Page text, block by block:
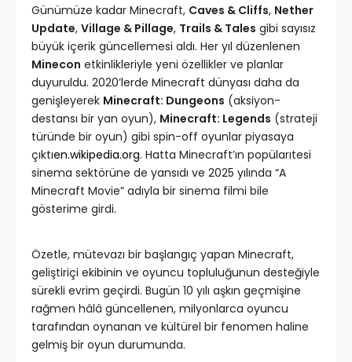
Günümüze kadar Minecraft, Caves & Cliffs, Nether
Update, Village & Pillage, Trails & Tales gibi sayısız
büyük içerik güncellemesi aldı. Her yıl düzenlenen
Minecon etkinlikleriyle yeni özellikler ve planlar
duyuruldu. 2020’lerde Minecraft dünyası daha da
genişleyerek Minecraft: Dungeons (aksiyon-
destansı bir yan oyun), Minecraft: Legends (strateji
türünde bir oyun) gibi spin-off oyunlar piyasaya
çıktıen.wikipedia.org. Hatta Minecraft’ın popülarıtesi
sinema sektörüne de yansıdı ve 2025 yılında “A
Minecraft Movie” adıyla bir sinema filmi bile
gösterime girdi.
Özetle, mütevazı bir başlangıç yapan Minecraft,
geliştiriçi ekibinin ve oyuncu topluluğunun desteğiyle
sürekli evrim geçirdi. Bugün 10 yılı aşkın geçmişine
rağmen hâlâ güncellenen, milyonlarca oyuncu
tarafından oynanan ve kültürel bir fenomen haline
gelmiş bir oyun durumunda.